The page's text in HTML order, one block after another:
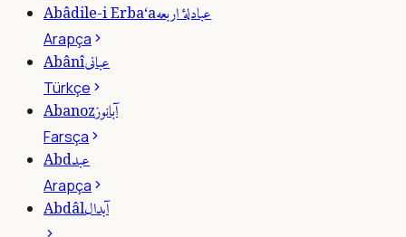
Abâdile-i Erba‘aعبادلۀ اربعه
Arapça
Abânîعبانى
Türkçe
Abanozآبانوز
Farsça
Abdعبد
Arapça
Abdâlآبدال